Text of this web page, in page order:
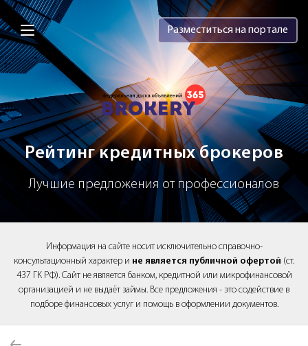
Brokery365 - Рейтинг кредитных
Разместиться на портале
Рейтинг кредитных брокеров
Лучшие предложения от профессионалов
Информация на сайте носит исключительно справочно-
консультационный характер и не является публичной офертой (ст.
437 ГК РФ). Сайт не является банком, кредитной или микрофинансовой
организацией и не выдаёт займы. Все предложения - это содействие в
подборе финансовых услуг и помощь в оформлении документов.